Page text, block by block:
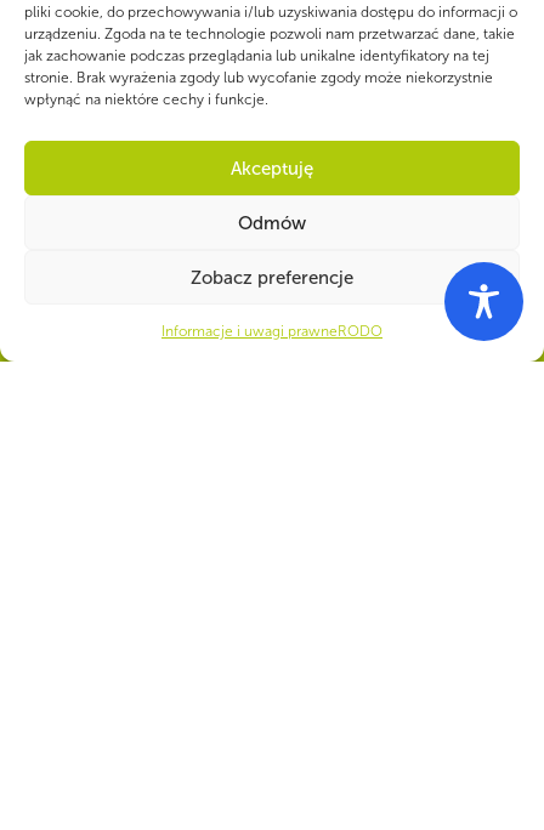
pliki cookie, do przechowywania i/lub uzyskiwania dostępu do informacji o
urządzeniu. Zgoda na te technologie pozwoli nam przetwarzać dane, takie
jak zachowanie podczas przeglądania lub unikalne identyfikatory na tej
stronie. Brak wyrażenia zgody lub wycofanie zgody może niekorzystnie
wpłynąć na niektóre cechy i funkcje.
Akceptuję
Odmów
Zobacz preferencje
Informacje i uwagi prawne RODO